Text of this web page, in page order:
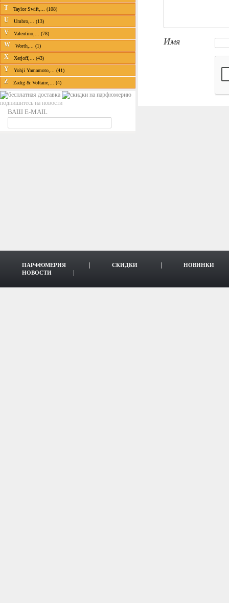
T Taylor Swift,... (108)
U Umbro,... (13)
V Valentino,... (78)
W Worth,... (1)
X Xerjoff,... (43)
Y Yohji Yamamoto,... (41)
Z Zadig & Voltaire,... (4)
подпишитесь на новости
ВАШ E-MAIL
Имя
ПАРФЮМЕРИЯ СКИДКИ
НОВИНКИ
НОВОСТИ